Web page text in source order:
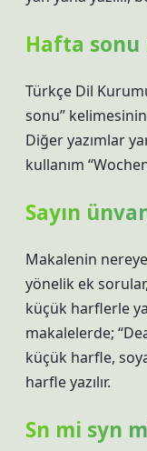
Hafta sonu
Türkçe Dil
sonu”
Diğer yazımlar
kullanım
Sayın
Makalenin
yönelik ek
küçük harflerle
makalelerde;
küçük harfle,
harfle yazılır.
Sn mi syn